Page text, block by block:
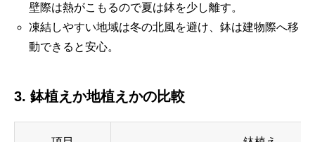
壁際は熱がこもるので夏は鉢を少し離す。
凍結しやすい地域は冬の北風を避け、鉢は建物際へ移
動できると安心。
3. 鉢植えか地植えかの比較